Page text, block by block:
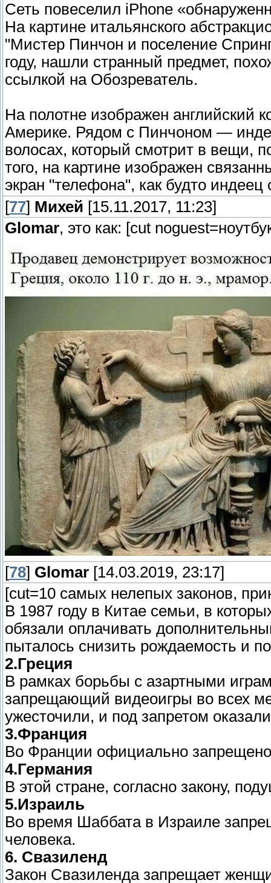
Сеть повеселил iPhone
На картине итальянского
"Мистер Пинчон и поселение
году, нашли странный предмет,
ссылкой на Обозреватель.
На полотне изображен английский
Америке. Рядом с Пинчоном —
волосах, который смотрит в вещи,
того, на картине изображен
экран "телефона", как будто
[77] Михей [15.11.2017, 11:23]
Glomar, это как: [cut
[78] Glomar [14.03.2019, 23:17]
[cut=10 самых нелепых законов,
В 1987 году в Китае семьи, в
обязали оплачивать
пыталось снизить рождаемость и
2.Греция
В рамках борьбы с азартными
запрещающий видеоигры во всех
ужесточили, и под запретом
3.Франция
Во Франции официально
4.Германия
В этой стране, согласно закону,
5.Израиль
Во время Шаббата в Израиле
человека.
6. Свазиленд
Закон Свазиленда запрещает